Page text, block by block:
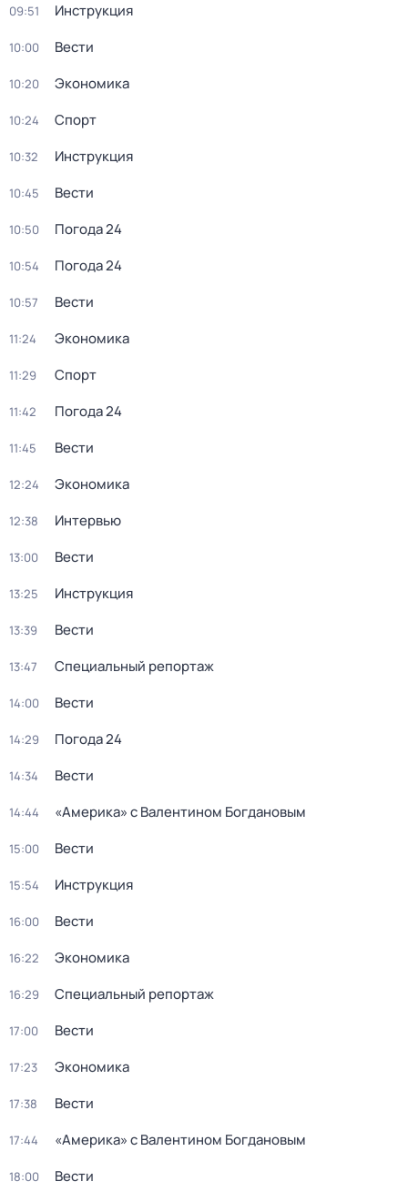
09:51 Инструкция
10:00 Вести
10:20 Экономика
10:24 Спорт
10:32 Инструкция
10:45 Вести
10:50 Погода 24
10:54 Погода 24
10:57 Вести
11:24 Экономика
11:29 Спорт
11:42 Погода 24
11:45 Вести
12:24 Экономика
12:38 Интервью
13:00 Вести
13:25 Инструкция
13:39 Вести
13:47 Специальный репортаж
14:00 Вести
14:29 Погода 24
14:34 Вести
14:44 «Америка» с Валентином Богдановым
15:00 Вести
15:54 Инструкция
16:00 Вести
16:22 Экономика
16:29 Специальный репортаж
17:00 Вести
17:23 Экономика
17:38 Вести
17:44 «Америка» с Валентином Богдановым
18:00 Вести